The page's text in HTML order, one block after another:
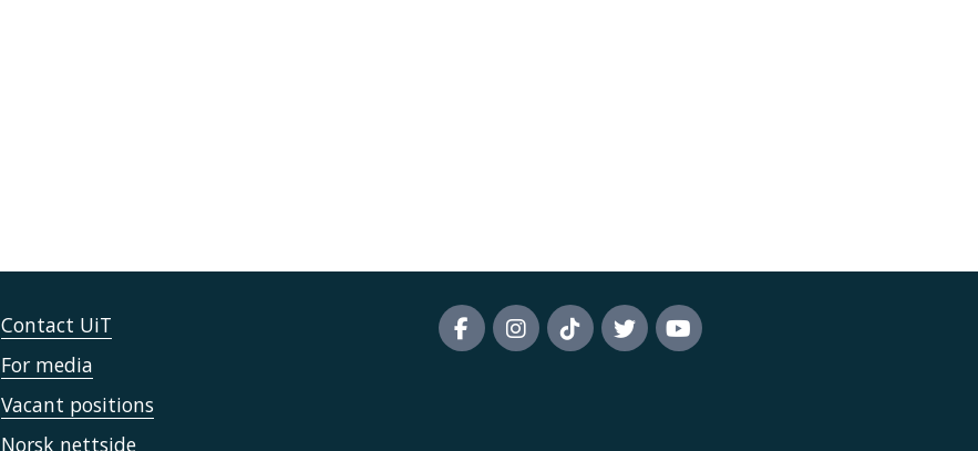
Contact UiT
For media
Vacant positions
Norsk nettside